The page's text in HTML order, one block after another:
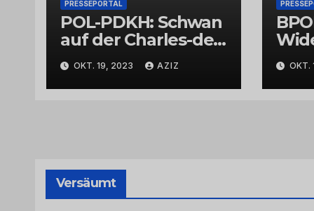
PRESSEPORTAL
POL-PDKH: Schwan
auf der Charles-de-
Gaulle-Straße in
Bad Kreuznach
beeinflusst
OKT. 19, 2023 AZIZ OKT.
Versäumt